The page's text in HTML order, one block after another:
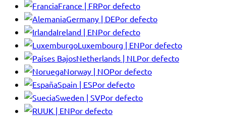
France | FRPor defecto
Germany | DEPor defecto
Ireland | ENPor defecto
Luxembourg | ENPor defecto
Netherlands | NL Por defecto
Norway | NOPor defecto
Spain | ESPor defecto
Sweden | SVPor defecto
UK | ENPor defecto